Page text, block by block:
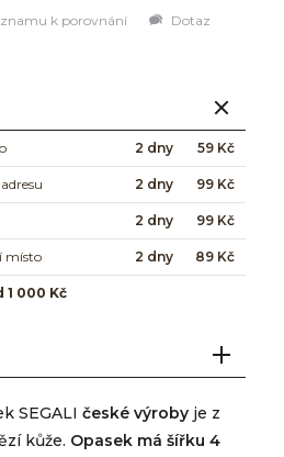
k porovnání
Dotaz
2 dny 59 Kč
2 dny 99 Kč
2 dny 99 Kč
místo 2 dny 89 Kč
1 000 Kč
SEGALI české výroby je z
kůže. Opasek má šířku 4